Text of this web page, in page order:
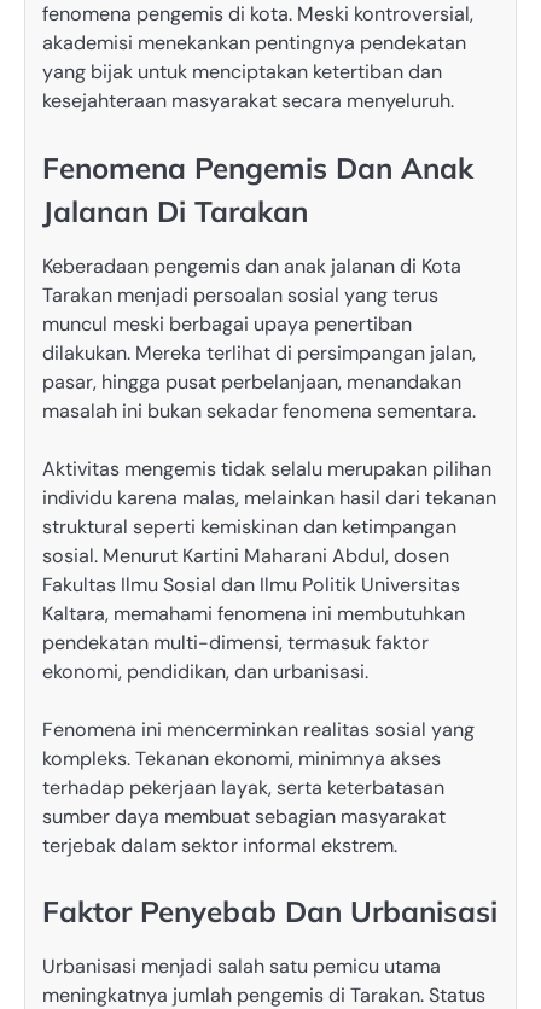
fenomena pengemis di kota. Meski kontroversial,
akademisi menekankan pentingnya pendekatan
yang bijak untuk menciptakan ketertiban dan
kesejahteraan masyarakat secara menyeluruh.
Fenomena Pengemis Dan Anak
Jalanan Di Tarakan
Keberadaan pengemis dan anak jalanan di Kota
Tarakan menjadi persoalan sosial yang terus
muncul meski berbagai upaya penertiban
dilakukan. Mereka terlihat di persimpangan jalan,
pasar, hingga pusat perbelanjaan, menandakan
masalah ini bukan sekadar fenomena sementara.
Aktivitas mengemis tidak selalu merupakan pilihan
individu karena malas, melainkan hasil dari tekanan
struktural seperti kemiskinan dan ketimpangan
sosial. Menurut Kartini Maharani Abdul, dosen
Fakultas Ilmu Sosial dan Ilmu Politik Universitas
Kaltara, memahami fenomena ini membutuhkan
pendekatan multi-dimensi, termasuk faktor
ekonomi, pendidikan, dan urbanisasi.
Fenomena ini mencerminkan realitas sosial yang
kompleks. Tekanan ekonomi, minimnya akses
terhadap pekerjaan layak, serta keterbatasan
sumber daya membuat sebagian masyarakat
terjebak dalam sektor informal ekstrem.
Faktor Penyebab Dan Urbanisasi
Urbanisasi menjadi salah satu pemicu utama
meningkatnya jumlah pengemis di Tarakan. Status